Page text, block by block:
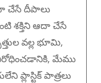
చేసే దీపాలు
శక్తిని ఆదా చేసే
వల్ల భూమి,
మేము
ప్లాస్టిక్ పాత్రలు